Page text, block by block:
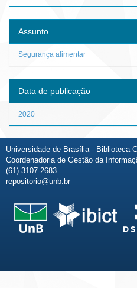
Assunto
Segurança alimentar
Data de publicação
2020
Universidade de Brasília - Biblioteca
Coordenadoria de Gestão da
(61) 3107-2683
repositorio@unb.br